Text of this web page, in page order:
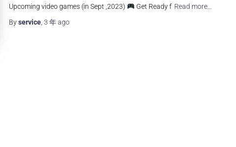
Upcoming video games (in Sept ,2023) Get Ready f Read more…
Byservice 3 年ago